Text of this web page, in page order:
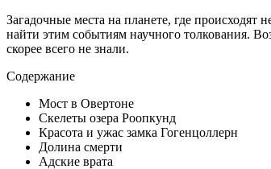
Загадочные места на планете, где
найти этим событиям научного толкования.
скорее всего не знали.
Содержание
Мост в Овертоне
Скелеты озера Роопкунд
Красота и ужас замка Гогенцоллерн
Долина смерти
Адские врата